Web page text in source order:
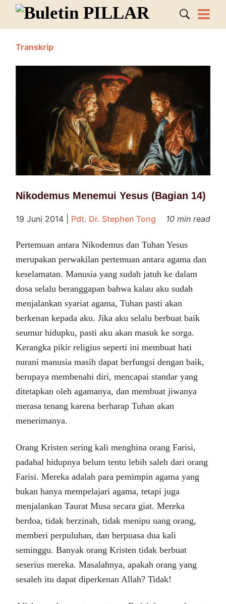
Transkrip
Nikodemus Menemui Yesus (Bagian 14)
19 Juni 2014 Pdt. Dr. Stephen Tong 10 min read
Pertemuan antara Nikodemus dan Tuhan Yesus
merupakan perwakilan pertemuan antara agama dan
keselamatan. Manusia yang sudah jatuh ke dalam
dosa selalu beranggapan bahwa kalau aku sudah
menjalankan syariat agama, Tuhan pasti akan
berkenan kepada aku. Jika aku selalu berbuat baik
seumur hidupku, pasti aku akan masuk ke sorga.
Kerangka pikir religius seperti ini membuat hati
nurani manusia masih dapat berfungsi dengan baik,
berupaya membenahi diri, mencapai standar yang
ditetapkan oleh agamanya, dan membuat jiwanya
merasa tenang karena berharap Tuhan akan
menerimanya.
Orang Kristen sering kali menghina orang Farisi,
padahal hidupnya belum tentu lebih saleh dari orang
Farisi. Mereka adalah para pemimpin agama yang
bukan hanya mempelajari agama, tetapi juga
menjalankan Taurat Musa secara giat. Mereka
berdoa, tidak berzinah, tidak menipu uang orang,
memberi perpuluhan, dan berpuasa dua kali
seminggu. Banyak orang Kristen tidak berbuat
seserius mereka. Masalahnya, apakah orang yang
sesaleh itu dapat diperkenan Allah? Tidak!